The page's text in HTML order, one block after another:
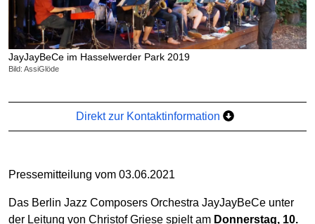
JayJayBeCe im Hasselwerder Park 2019
Bild: AssiGlöde
Direkt zur Kontaktinformation
Pressemitteilung vom 03.06.2021
Das Berlin Jazz Composers Orchestra JayJayBeCe unter
der Leitung von Christof Griese spielt am Donnerstag, 10.